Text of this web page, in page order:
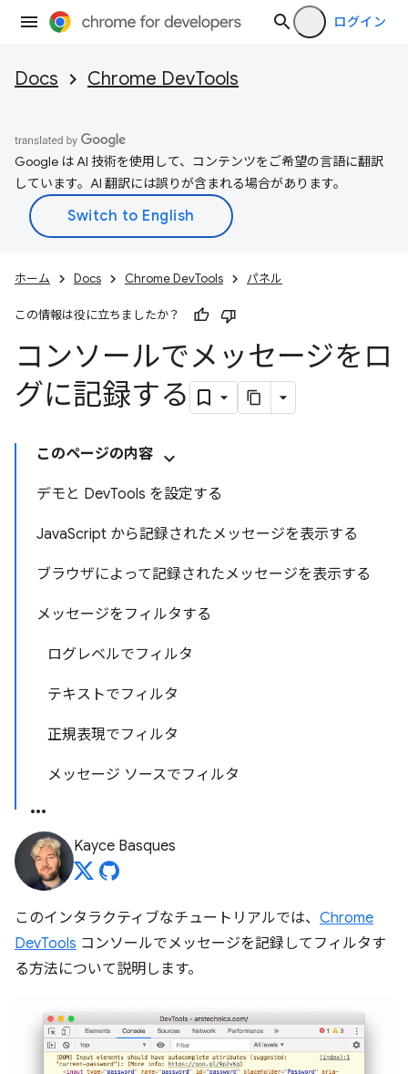
ログイン
Docs Chrome DevTools
Google は AI 技術を使用して、コンテンツをご希望の言語に翻訳
しています。AI 翻訳には誤りが含まれる場合があります。
ホーム Docs Chrome DevTools パネル
この情報は役に立ちましたか？
コンソールでメッセージをロ
グに記録する
このページの内容
デモと DevTools を設定する
JavaScript から記録されたメッセージを表示する
ブラウザによって記録されたメッセージを表示する
メッセージをフィルタする
ログレベルでフィルタ
テキストでフィルタ
正規表現でフィルタ
メッセージ ソースでフィルタ
Kayce Basques
このインタラクティブなチュートリアルでは、 Chrome
DevTools コンソールでメッセージを記録してフィルタす
る方法について説明します。